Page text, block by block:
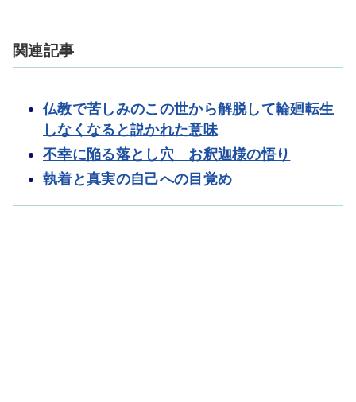
関連記事
仏教で苦しみのこの世から解脱して輪廻転生
しなくなると説かれた意味
不幸に陥る落とし穴 お釈迦様の悟り
執着と真実の自己への目覚め